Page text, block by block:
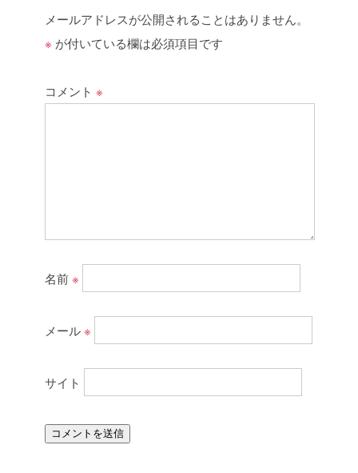
メールアドレスが公開されることはありません。
※ が付いている欄は必須項目です
コメント ※
名前※
メール※
サイト